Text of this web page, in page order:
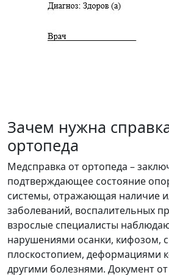
Зачем нужна
ортопеда
Медсправка от ортопеда –
подтверждающее состояние
системы, отражающая наличие
заболеваний, воспалительных
взрослые специалисты
нарушениями осанки, кифозом,
плоскостопием, деформациями
другими болезнями. Документ